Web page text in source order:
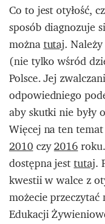
Co to jest otyłość,
sposób diagnozuje
możnatutaj.
(nie tylko wśród
Polsce. Jej
odpowiedniego
aby skutki nie były
Więcej na ten
2010czy2016
dostępna jesttutaj.
kwestii w walce z
możecie
Edukacji